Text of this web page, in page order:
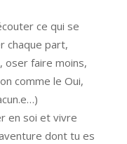
ce qui se
chaque part,
oser faire moins,
comme le Oui,
en soi et vivre
dont tu es